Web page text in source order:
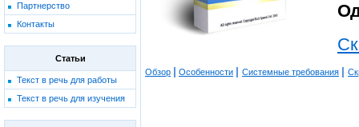
Партнерство
Контакты
Статьи
Текст в речь для работы
Текст в речь для изучения
Обзор | Особенности | Системные требования |